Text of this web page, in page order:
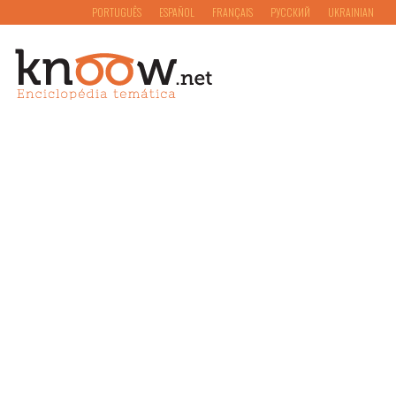
PORTUGUÊS ESPAÑOL FRANÇAIS РУССКИЙ UKRAINIAN